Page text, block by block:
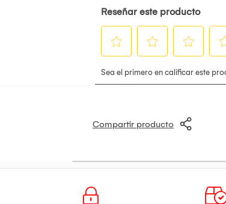
Las tapas protectoras
Incluye holder con Gancho
Acceso para Puertos y
¡Déjate sorprender con todo
Compartir producto